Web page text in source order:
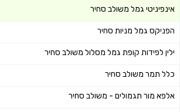
אינפיניטי גמל משולב סחיר
הפניקס גמל מניות סחיר
ילין לפידות קופת גמל מסלול משולב סחיר
כלל תמר משולב סחיר
אלפא מור תגמולים - משולב סחיר